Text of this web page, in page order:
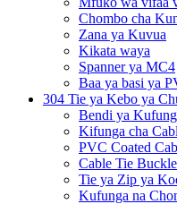
Chombo cha
Zana ya Kuvua
Kikata waya
Spanner ya MC4
Baa ya basi ya
304 Tie ya Kebo ya
Bendi ya
Kifunga cha
PVC Coated
Cable Tie
Tie ya Zip ya
Kufunga na